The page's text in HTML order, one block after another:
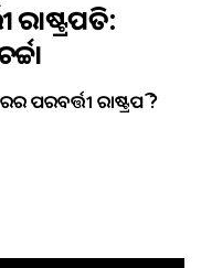
ପରବର୍ତ୍ତୀ ରାଷ୍ଟ୍ରପତି ?